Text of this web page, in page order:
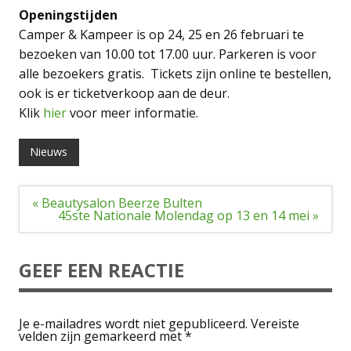
Openingstijden
Camper & Kampeer is op 24, 25 en 26 februari te
bezoeken van 10.00 tot 17.00 uur. Parkeren is voor
alle bezoekers gratis. Tickets zijn online te bestellen,
ook is er ticketverkoop aan de deur.
Klik hiervoor meer informatie.
Nieuws
Bericht
navigatie
« Beautysalon Beerze Bulten
45ste Nationale Molendag op 13 en 14 mei »
GEEF EEN REACTIE
Je e-mailadres wordt niet gepubliceerd. Vereiste
velden zijn gemarkeerd met*